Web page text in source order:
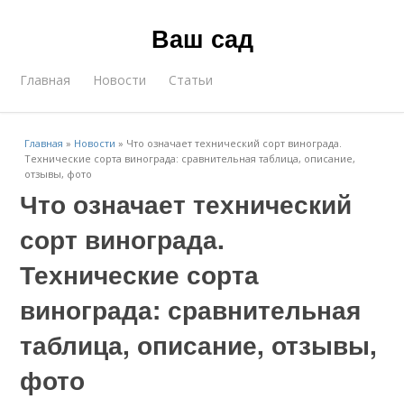
Ваш сад
Главная Новости Статьи
Главная » Новости » Что означает технический сорт винограда.
Технические сорта винограда: сравнительная таблица, описание,
отзывы, фото
Что означает технический
сорт винограда.
Технические сорта
винограда: сравнительная
таблица, описание, отзывы,
фото